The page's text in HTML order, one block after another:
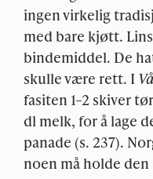
ingen virkelig
med bare kjøtt.
bindemiddel. De
skulle være rett. I
fasiten 1–2 skiver
dl melk, for å lage
panade (s. 237).
noen må holde den